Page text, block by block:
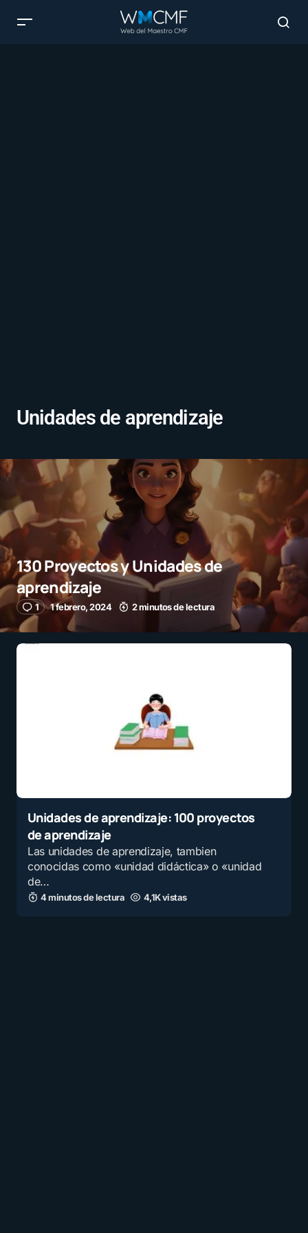
Unidades de aprendizaje
130 Proyectos y Unidades de
aprendizaje
1 1 febrero, 2024 2 minutos de lectura
Unidades de aprendizaje: 100 proyectos
de aprendizaje
Las unidades de aprendizaje, tambien
conocidas como «unidad didáctica» o «unidad
de…
4 minutos de lectura 4,1K vistas